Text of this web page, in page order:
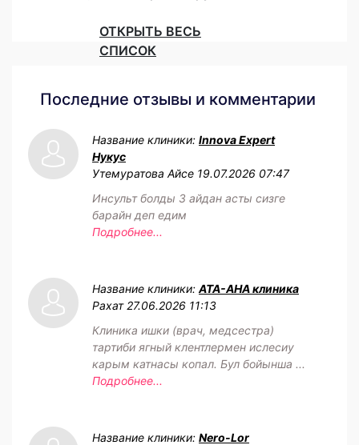
ОТКРЫТЬ ВЕСЬ
СПИСОК
Последние отзывы и комментарии
Название клиники: Innova Expert
Нукус
Утемуратова Айсе 19.07.2026 07:47
Инсульт болды 3 айдан асты сизге
барайн деп едим
Подробнее...
Название клиники: АТА-АНА клиника
Рахат 27.06.2026 11:13
Клиника ишки (врач, медсестра)
тартиби ягный клентлермен ислесиу
карым катнасы копал. Бул бойынша ...
Подробнее...
Название клиники: Nero-Lor